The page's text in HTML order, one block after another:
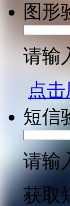
图形
请输
点
短信
请输
获取